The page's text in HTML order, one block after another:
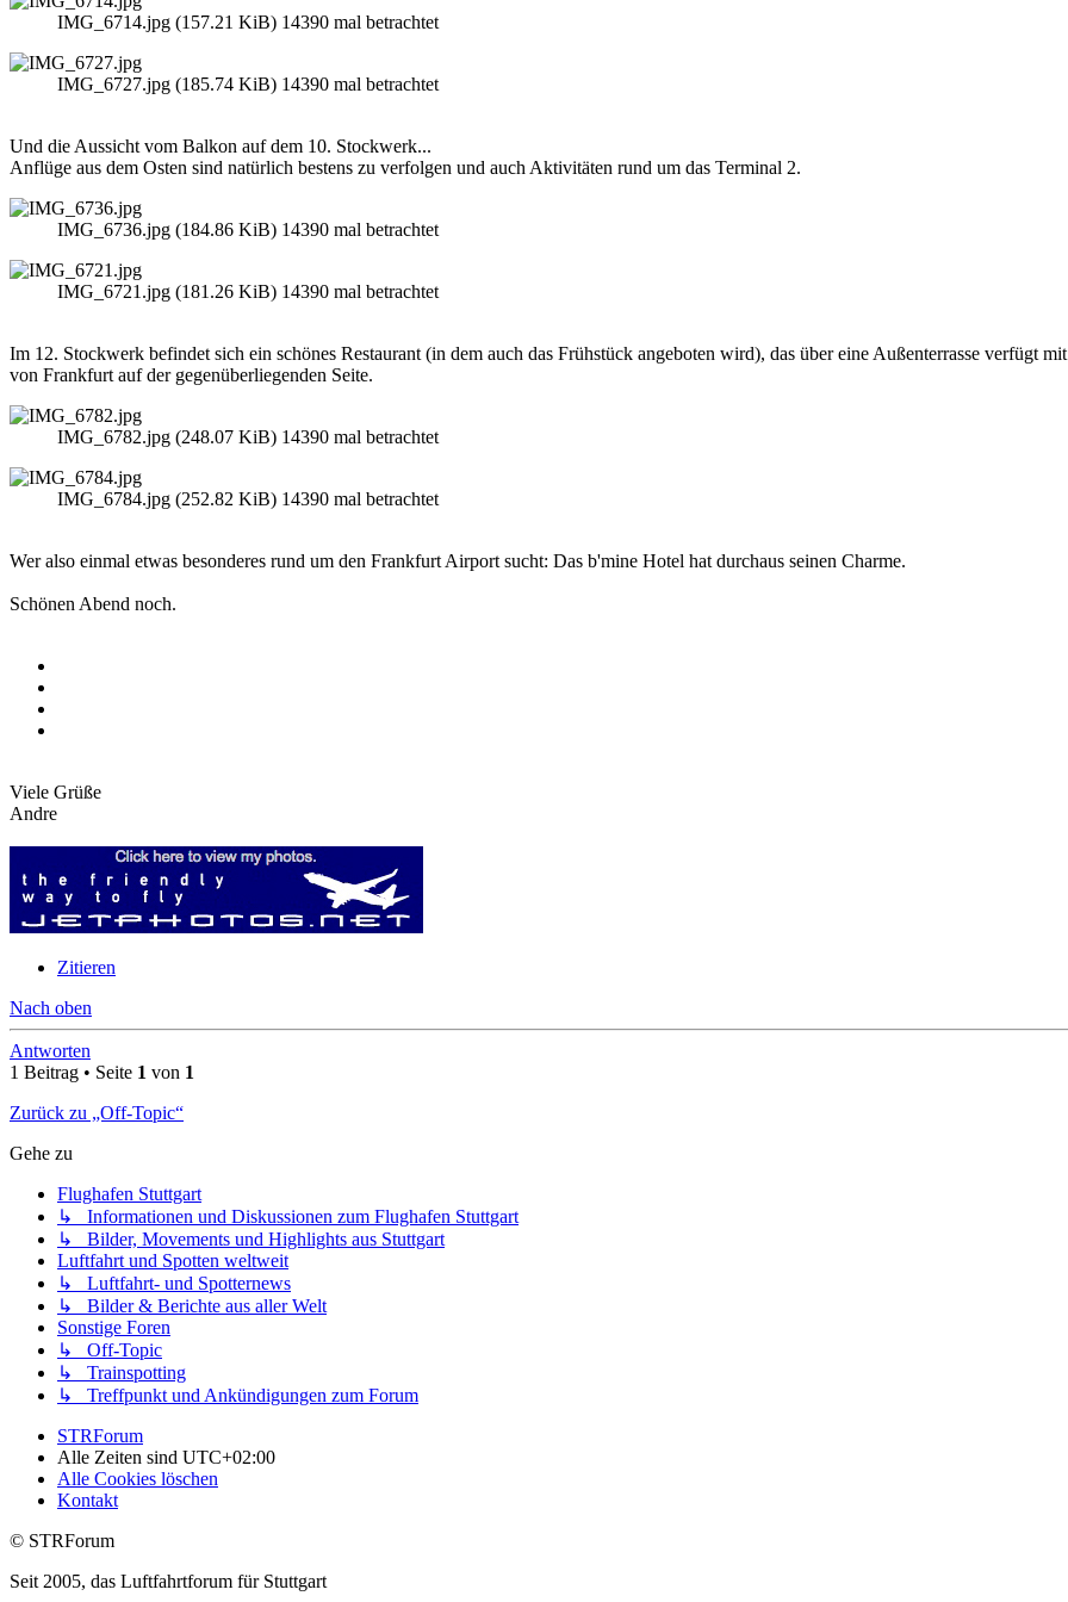
IMG_6714.jpg (157.21 KiB) 14390 mal betrachtet
IMG_6727.jpg (185.74 KiB) 14390 mal betrachtet
Und die Aussicht vom Balkon auf dem 10. Stockwerk...
Anflüge aus dem Osten sind natürlich bestens zu verfolgen und auch Aktivitäten rund um das Terminal 2.
IMG_6736.jpg (184.86 KiB) 14390 mal betrachtet
IMG_6721.jpg (181.26 KiB) 14390 mal betrachtet
Im 12. Stockwerk befindet sich ein schönes Restaurant (in dem auch das Frühstück angeboten wird), das über eine Außenterrasse verfügt
von Frankfurt auf der gegenüberliegenden Seite.
IMG_6782.jpg (248.07 KiB) 14390 mal betrachtet
IMG_6784.jpg (252.82 KiB) 14390 mal betrachtet
Wer also einmal etwas besonderes rund um den Frankfurt Airport sucht: Das b'mine Hotel hat durchaus seinen Charme.
Schönen Abend noch.
Viele Grüße
Andre
Zitieren
Nach oben
Antworten
1 Beitrag • Seite 1 von 1
Zurück zu „Off-Topic“
Gehe zu
Flughafen Stuttgart
↳ Informationen und Diskussionen zum Flughafen Stuttgart
↳ Bilder, Movements und Highlights aus Stuttgart
Luftfahrt und Spotten weltweit
↳ Luftfahrt- und Spotternews
↳ Bilder & Berichte aus aller Welt
Sonstige Foren
↳ Off-Topic
↳ Trainspotting
↳ Treffpunkt und Ankündigungen zum Forum
STRForum
Alle Zeiten sind UTC+02:00
Alle Cookies löschen
Kontakt
© STRForum
Seit 2005, das Luftfahrtforum für Stuttgart